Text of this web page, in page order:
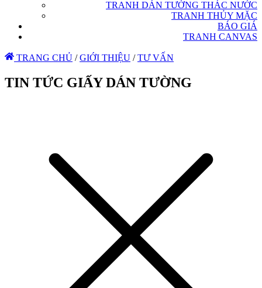
TRANH DÁN TƯỜNG THÁC NƯỚC
TRANH THỦY MẶC
BÁO GIÁ
TRANH CANVAS
TRANG CHỦ / GIỚI THIỆU / TƯ VẤN
TIN TỨC GIẤY DÁN TƯỜNG